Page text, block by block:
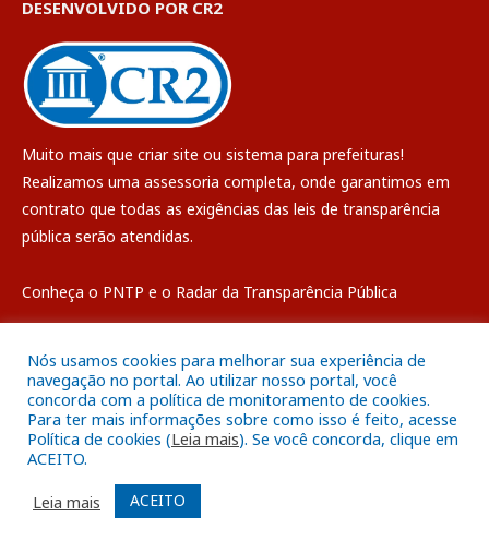
DESENVOLVIDO POR CR2
Muito mais que criar site ou sistema para prefeituras!
Realizamos uma assessoria completa, onde garantimos em
contrato que todas as exigências das leis de transparência
pública serão atendidas.
Conheça o PNTP e o Radar da Transparência Pública
Todos os direitos reservados a Câmara Municipal de Breves
Mapa do Site
Acessar o Webmail
Nós usamos cookies para melhorar sua experiência de
navegação no portal. Ao utilizar nosso portal, você
concorda com a política de monitoramento de cookies.
Para ter mais informações sobre como isso é feito, acesse
Política de cookies (Leia mais). Se você concorda, clique em
ACEITO.
Leia mais
ACEITO